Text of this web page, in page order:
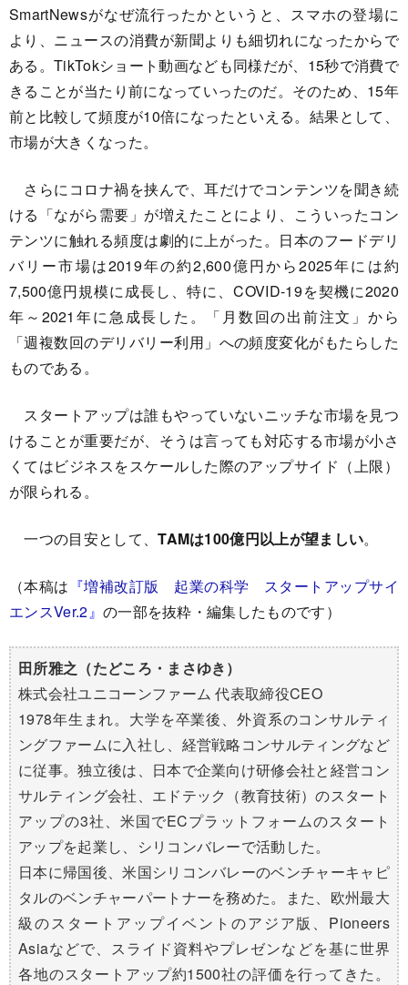
SmartNewsがなぜ流行ったかというと、スマホの登場に
より、ニュースの消費が新聞よりも細切れになったからで
ある。TikTokショート動画なども同様だが、15秒で消費で
きることが当たり前になっていったのだ。そのため、15年
前と比較して頻度が10倍になったといえる。結果として、
市場が大きくなった。
さらにコロナ禍を挟んで、耳だけでコンテンツを聞き続
ける「ながら需要」が増えたことにより、こういったコン
テンツに触れる頻度は劇的に上がった。日本のフードデリ
バリー市場は2019年の約2,600億円から2025年には約
7,500億円規模に成長し、特に、COVID-19を契機に2020
年～2021年に急成長した。「月数回の出前注文」から
「週複数回のデリバリー利用」への頻度変化がもたらした
ものである。
スタートアップは誰もやっていないニッチな市場を見つ
けることが重要だが、そうは言っても対応する市場が小さ
くてはビジネスをスケールした際のアップサイド（上限）
が限られる。
一つの目安として、TAMは100億円以上が望ましい。
（本稿は 『増補改訂版 起業の科学 スタートアップサイ
エンスVer.2』 の一部を抜粋・編集したものです）
田所雅之（たどころ・まさゆき）
株式会社ユニコーンファーム 代表取締役CEO
1978年生まれ。大学を卒業後、外資系のコンサルティ
ングファームに入社し、経営戦略コンサルティングなど
に従事。独立後は、日本で企業向け研修会社と経営コン
サルティング会社、エドテック（教育技術）のスタート
アップの3社、米国でECプラットフォームのスタート
アップを起業し、シリコンバレーで活動した。
日本に帰国後、米国シリコンバレーのベンチャーキャピ
タルのベンチャーパートナーを務めた。また、欧州最大
級のスタートアップイベントのアジア版、Pioneers
Asiaなどで、スライド資料やプレゼンなどを基に世界
各地のスタートアップ約1500社の評価を行ってきた。